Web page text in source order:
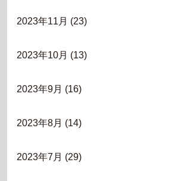
2023年11月 (23)
2023年10月 (13)
2023年9月 (16)
2023年8月 (14)
2023年7月 (29)